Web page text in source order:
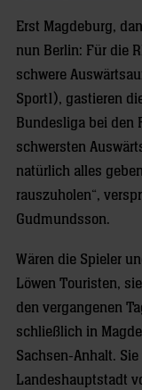
Erst Magdeburg,
nun Berlin: Für die
schwere
Sport1), gastieren
Bundesliga bei den
schwersten
natürlich alles
rauszuholen“,
Gudmundsson.
Wären die Spieler
Löwen Touristen,
den vergangenen
schließlich in
Sachsen-Anhalt.
Landeshauptstadt